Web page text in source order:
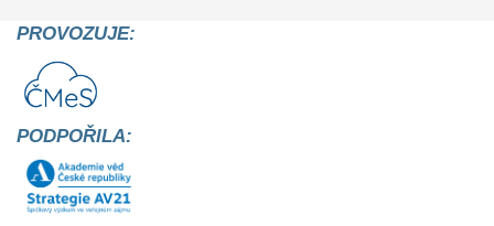
PROVOZUJE:
PODPOŘILA: